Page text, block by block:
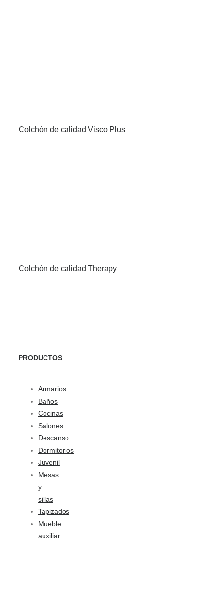
Colchón de calidad Visco Plus
Colchón de calidad Therapy
PRODUCTOS
Armarios
Baños
Cocinas
Salones
Descanso
Dormitorios
Juvenil
Mesas
y
sillas
Tapizados
Mueble
auxiliar